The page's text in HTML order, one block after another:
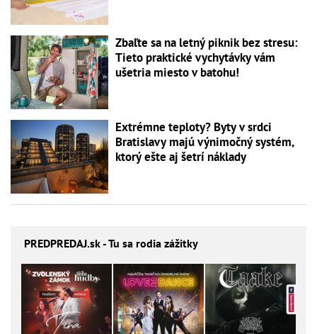
Zbaľte sa na letný piknik bez stresu:
Tieto praktické vychytávky vám
ušetria miesto v batohu!
Extrémne teploty? Byty v srdci
Bratislavy majú výnimočný systém,
ktorý ešte aj šetrí náklady
PREDPREDAJ.sk - Tu sa rodia zážitky